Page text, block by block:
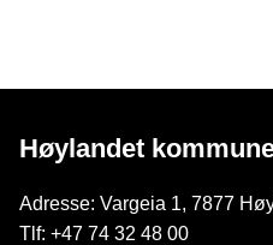
Høylandet
Adresse: Vargeia 1, 7877
Tlf: +47 74 32 48 00